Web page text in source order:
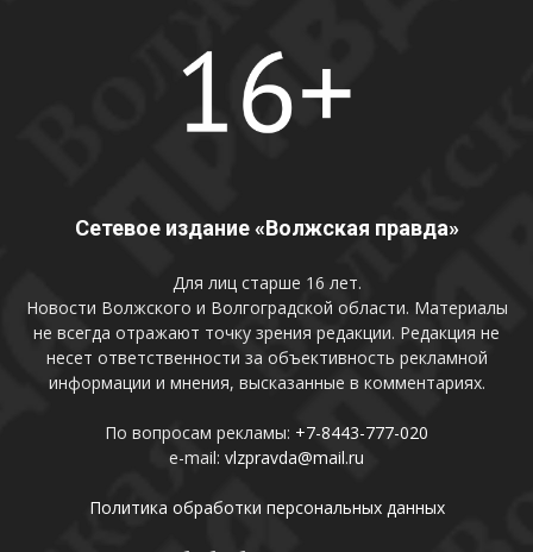
Сетевое издание «Волжская правда»
Для лиц старше 16 лет.
Новости Волжского и Волгоградской области. Материалы
не всегда отражают точку зрения редакции. Редакция не
несет ответственности за объективность рекламной
информации и мнения, высказанные в комментариях.
По вопросам рекламы: +7-8443-777-020
e-mail: vlzpravda@mail.ru
Политика обработки персональных данных